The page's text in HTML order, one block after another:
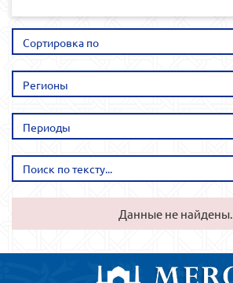
Сортировка по
Регионы
Периоды
Данные не найдены.